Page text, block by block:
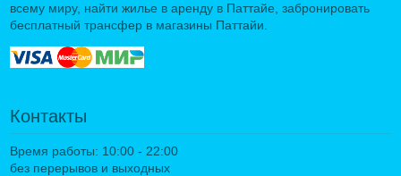
всему миру, найти жилье в аренду в Паттайе, забронировать
бесплатный трансфер в магазины Паттайи.
Контакты
Время работы: 10:00 - 22:00
без перерывов и выходных